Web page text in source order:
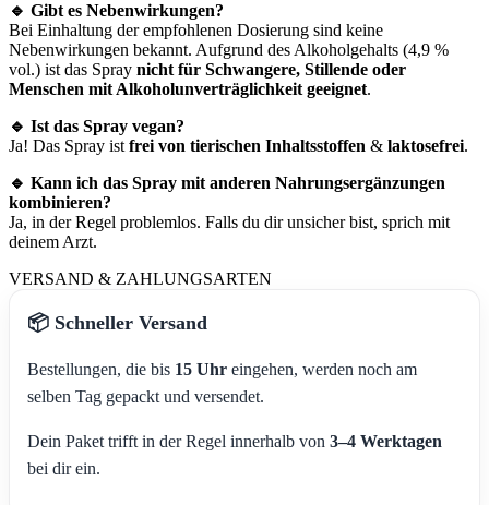
🔹 Gibt es Nebenwirkungen?
Bei Einhaltung der empfohlenen Dosierung sind keine
Nebenwirkungen bekannt. Aufgrund des Alkoholgehalts (4,9 %
vol.) ist das Spray nicht für Schwangere, Stillende oder
Menschen mit Alkoholunverträglichkeit geeignet.
🔹 Ist das Spray vegan?
Ja! Das Spray ist frei von tierischen Inhaltsstoffen & laktosefrei.
🔹 Kann ich das Spray mit anderen Nahrungsergänzungen
kombinieren?
Ja, in der Regel problemlos. Falls du dir unsicher bist, sprich mit
deinem Arzt.
VERSAND & ZAHLUNGSARTEN
📦 Schneller Versand
Bestellungen, die bis 15 Uhr eingehen, werden noch am
selben Tag gepackt und versendet.
Dein Paket trifft in der Regel innerhalb von 3–4 Werktagen
bei dir ein.